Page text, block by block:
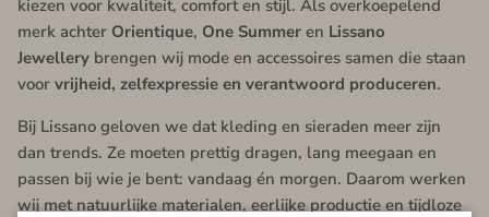
kiezen voor kwaliteit, comfort en stijl. Als overkoepelend
merk achter Orientique, One Summer en Lissano
Jewellery brengen wij mode en accessoires samen die staan
voor vrijheid, zelfexpressie en verantwoord produceren.
Bij Lissano geloven we dat kleding en sieraden meer zijn
dan trends. Ze moeten prettig dragen, lang meegaan en
passen bij wie je bent: vandaag én morgen. Daarom werken
wij met natuurlijke materialen, eerlijke productie en tijdloze